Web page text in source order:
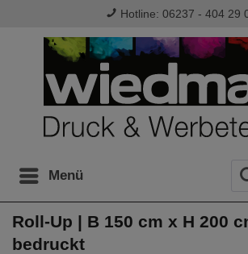
Hotline: 06237 - 404 29
Menü
Roll-Up | B 150 cm x H 200
bedruckt